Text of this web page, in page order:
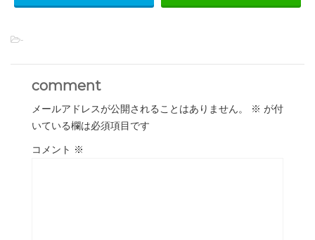
-
comment
メールアドレスが公開されることはありません。 ※ が付
いている欄は必須項目です
コメント ※